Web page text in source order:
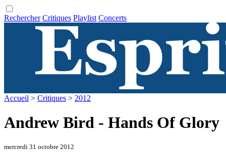
Rechercher Critiques Playlist Concerts
Accueil > Critiques > 2012
Andrew Bird - Hands Of Glory
mercredi 31 octobre 2012